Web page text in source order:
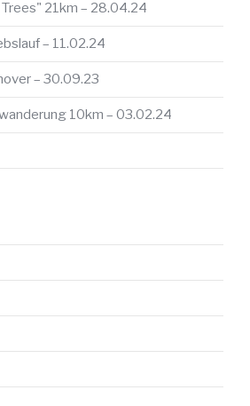
21km – 28.04.24
– 11.02.24
– 30.09.23
10km – 03.02.24